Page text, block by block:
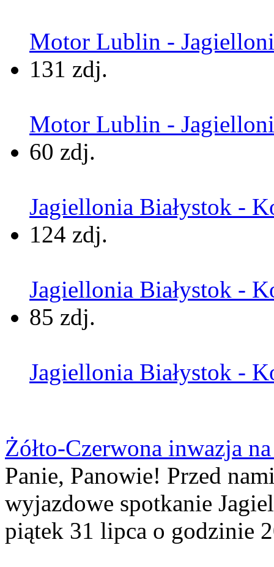
Motor Lublin -
131 zdj.
Motor Lublin -
60 zdj.
Jagiellonia Białystok -
124 zdj.
Jagiellonia Białystok -
85 zdj.
Jagiellonia Białystok -
Żółto-Czerwona inwazja
Panie, Panowie! Przed
wyjazdowe spotkanie
piątek 31 lipca o godzinie